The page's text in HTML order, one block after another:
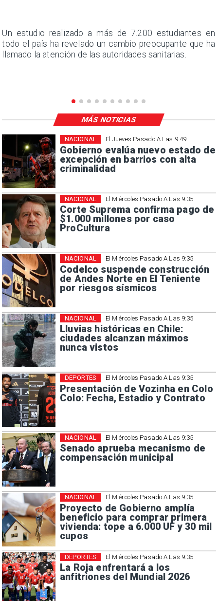
Un estudio realizado a más de 7.200 estudiantes en
todo el país ha revelado un cambio preocupante que ha
llamado la atención de las autoridades sanitarias.
El Jueves Pasado A Las 9:49
Gobierno evalúa nuevo estado de
excepción en barrios con alta
criminalidad
NACIONAL
El Miércoles Pasado A Las 9:35
Corte Suprema confirma pago de
$1.000 millones por caso
ProCultura
NACIONAL
El Miércoles Pasado A Las 9:35
Codelco suspende construcción
de Andes Norte en El Teniente
por riesgos sísmicos
NACIONAL
El Miércoles Pasado A Las 9:35
Lluvias históricas en Chile:
ciudades alcanzan máximos
nunca vistos
NACIONAL
El Miércoles Pasado A Las 9:35
Presentación de Vozinha en Colo
Colo: Fecha, Estadio y Contrato
DEPORTES
El Miércoles Pasado A Las 9:35
Senado aprueba mecanismo de
compensación municipal
NACIONAL
El Miércoles Pasado A Las 9:35
Proyecto de Gobierno amplía
beneficio para comprar primera
vivienda: tope a 6.000 UF y 30 mil
cupos
NACIONAL
El Miércoles Pasado A Las 9:35
La Roja enfrentará a los
anfitriones del Mundial 2026
DEPORTES
MÁS NOTICIAS